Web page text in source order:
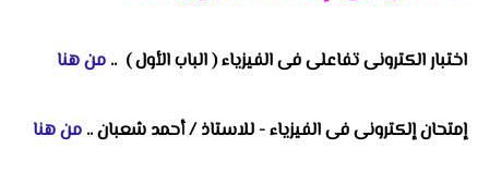
اختبار الكترونى تفاعلى فى الفيزياء ( الباب الأول ) .. من هنا
إمتحان إلكترونى فى الفيزياء - للاستاذ / أحمد شعبان.. من هنا